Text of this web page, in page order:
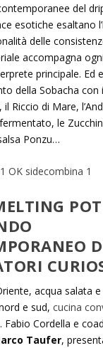
del
esotiche esaltano
delle
accompagna
principale. Ed
della Sobacha con
Riccio di Mare,
le
Ponzu…
POT
acqua salata
e sud, cucina
Fabio Cordella e
Taufer,